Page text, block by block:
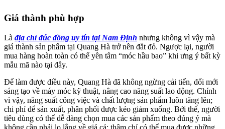
Giá thành phù hợp
Là địa chỉ đúc đồng uy tín tại Nam Định nhưng không vì vậy mà
giá thành sản phẩm tại Quang Hà trở nên đắt đỏ. Ngược lại, người
mua hàng hoàn toàn có thể yên tâm “móc hầu bao” khi ưng ý bất kỳ
mẫu mã nào tại đây.
Để làm được điều này, Quang Hà đã không ngừng cải tiến, đổi mới
sáng tạo về máy móc kỹ thuật, nâng cao năng suất lao động. Chính
vì vậy, năng suất công việc và chất lượng sản phẩm luôn tăng lên;
chi phí để sản xuất, phân phối được kéo giảm xuống. Bởi thế, người
tiêu dùng có thể dễ dàng chọn mua các sản phẩm theo đúng ý mà
không cần phải lo lắng về giá cả; thậm chí có thể mua được những